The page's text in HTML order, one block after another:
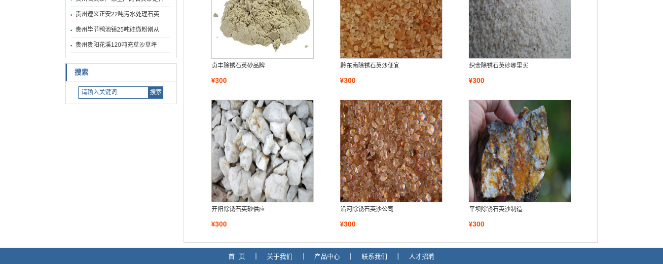
贵州遵义正安22吨污水处理石英
贵州毕节鸭池镇25吨硅微粉刚从
贵州贵阳花溪120吨充草沙草坪
搜索
贞丰除锈石英砂品牌
¥300
黔东南除锈石英沙便宜
¥300
织金除锈石英砂哪里买
¥300
开阳除锈石英砂供应
¥300
沿河除锈石英沙公司
¥300
平坝除锈石英沙制造
¥300
首 页 关于我们 产品中心 联系我们 人才招聘